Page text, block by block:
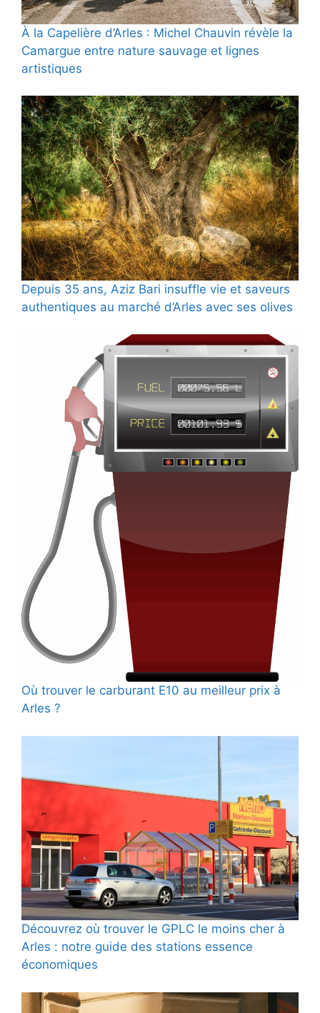
À la Capelière d’Arles : Michel Chauvin révèle la
Camargue entre nature sauvage et lignes
artistiques
Depuis 35 ans, Aziz Bari insuffle vie et saveurs
authentiques au marché d’Arles avec ses olives
Où trouver le carburant E10 au meilleur prix à
Arles ?
Découvrez où trouver le GPLC le moins cher à
Arles : notre guide des stations essence
économiques